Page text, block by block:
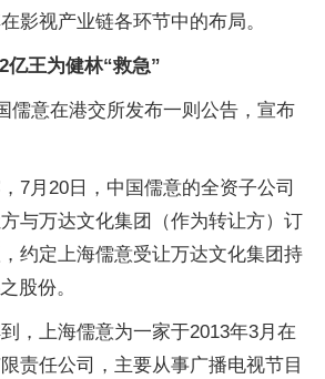
影视产业链各环节中的布局。
亿王为健林“救急”
儒意在港交所发布一则公告，宣布
7月20日，中国儒意的全资子公司
方与万达文化集团（作为转让方）订
约定上海儒意受让万达文化集团持
股份。
，上海儒意为一家于2013年3月在
责任公司，主要从事广播电视节目